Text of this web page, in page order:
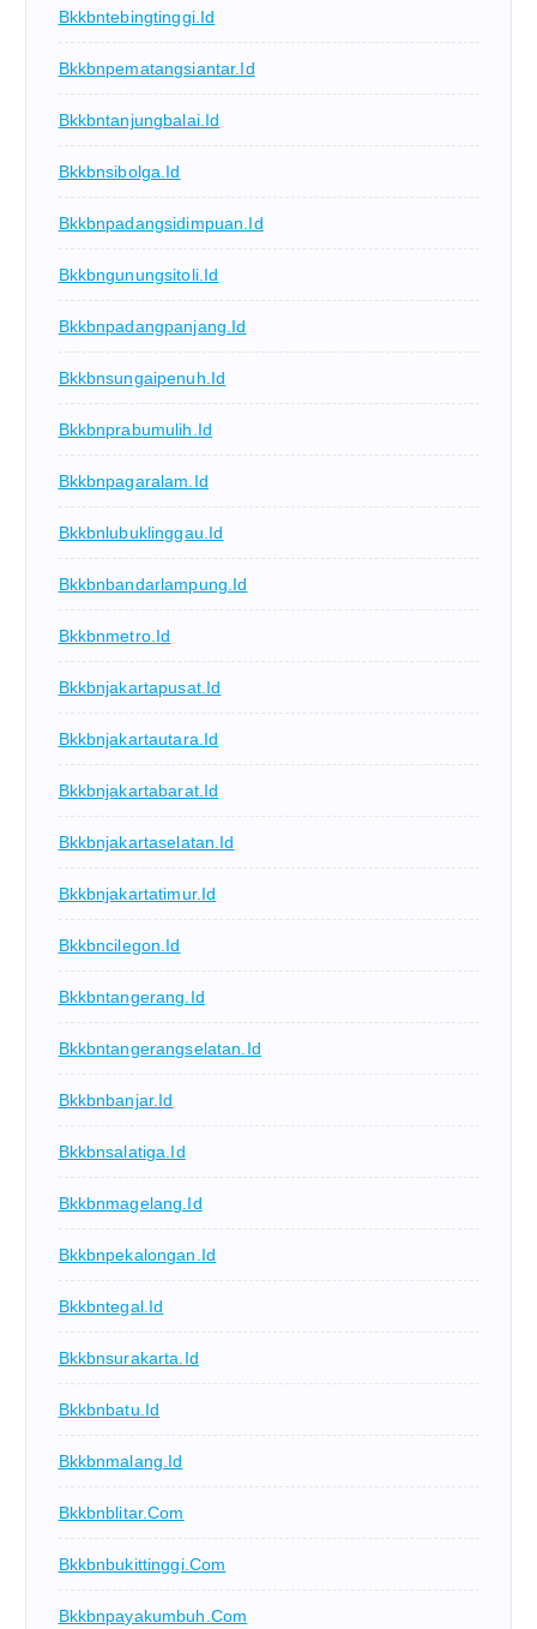
Bkkbntebingtinggi.id
Bkkbnpematangsiantar.id
Bkkbntanjungbalai.id
Bkkbnsibolga.id
Bkkbnpadangsidimpuan.id
Bkkbngunungsitoli.id
Bkkbnpadangpanjang.id
Bkkbnsungaipenuh.id
Bkkbnprabumulih.id
Bkkbnpagaralam.id
Bkkbnlubuklinggau.id
Bkkbnbandarlampung.id
Bkkbnmetro.id
Bkkbnjakartapusat.id
Bkkbnjakartautara.id
Bkkbnjakartabarat.id
Bkkbnjakartaselatan.id
Bkkbnjakartatimur.id
Bkkbncilegon.id
Bkkbntangerang.id
Bkkbntangerangselatan.id
Bkkbnbanjar.id
Bkkbnsalatiga.id
Bkkbnmagelang.id
Bkkbnpekalongan.id
Bkkbntegal.id
Bkkbnsurakarta.id
Bkkbnbatu.id
Bkkbnmalang.id
Bkkbnblitar.com
Bkkbnbukittinggi.com
Bkkbnpayakumbuh.com